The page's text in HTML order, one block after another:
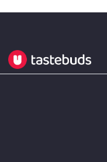
Tastebuds -